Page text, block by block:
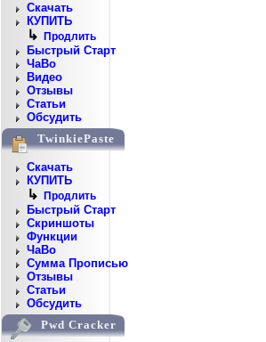
Скачать
КУПИТЬ
↳ Продлить
Быстрый Старт
ЧаВо
Видео
Отзывы
Статьи
Обсудить
TwinkiePaste
Скачать
КУПИТЬ
↳ Продлить
Быстрый Старт
Скриншоты
Функции
ЧаВо
Сумма Прописью
Отзывы
Статьи
Обсудить
Pwd Cracker